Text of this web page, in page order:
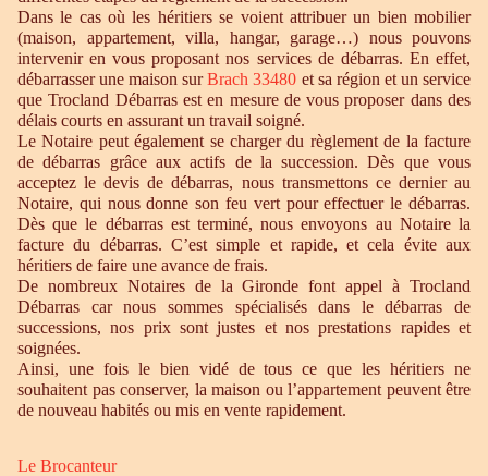
Dans le cas où les héritiers se voient attribuer un bien mobilier
(maison, appartement, villa, hangar, garage…) nous pouvons
intervenir en vous proposant nos services de débarras. En effet,
débarrasser une maison surBrach 33480 et sa région et un service
que Trocland Débarras est en mesure de vous proposer dans des
délais courts en assurant un travail soigné.
Le Notaire peut également se charger du règlement de la facture
de débarras grâce aux actifs de la succession. Dès que vous
acceptez le devis de débarras, nous transmettons ce dernier au
Notaire, qui nous donne son feu vert pour effectuer le débarras.
Dès que le débarras est terminé, nous envoyons au Notaire la
facture du débarras. C’est simple et rapide, et cela évite aux
héritiers de faire une avance de frais.
De nombreux Notaires de la Gironde font appel à Trocland
Débarras car nous sommes spécialisés dans le débarras de
successions, nos prix sont justes et nos prestations rapides et
soignées.
Ainsi, une fois le bien vidé de tous ce que les héritiers ne
souhaitent pas conserver, la maison ou l’appartement peuvent être
de nouveau habités ou mis en vente rapidement.
Le Brocanteur